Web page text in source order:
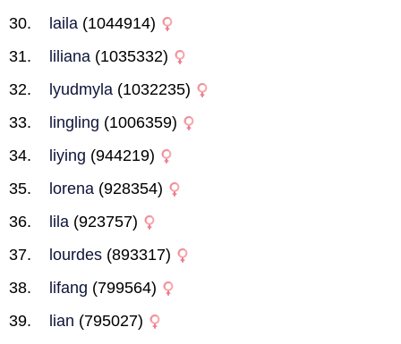
laila (1044914)
liliana (1035332)
lyudmyla (1032235)
lingling (1006359)
liying (944219)
lorena (928354)
lila (923757)
lourdes (893317)
lifang (799564)
lian (795027)